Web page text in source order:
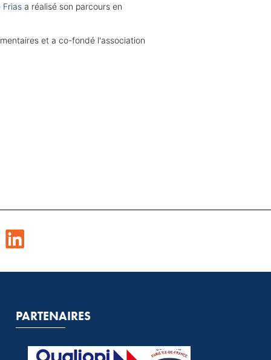
Friasa réalisé son parcours en
et a co-fondé l'association
PARTENAIRES